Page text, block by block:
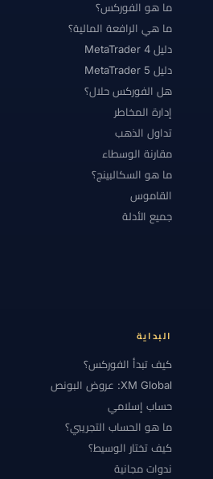
ما هو الفوركس؟
ما هي الرافعة المالية؟
دليل MetaTrader 4
دليل MetaTrader 5
هل الفوركس حلال؟
إدارة المخاطر
تداول الذهب
مقارنة الوسطاء
ما هو السكالبينج؟
القاموس
جميع الأدلة
البداية
كيف تبدأ الفوركس؟
XM Global: عروض البونص
حساب إسلامي
ما هو الحساب التجريبي؟
كيف تختار الوسيط؟
ندوات مجانية